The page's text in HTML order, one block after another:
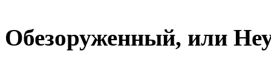
Обезоруженный, или